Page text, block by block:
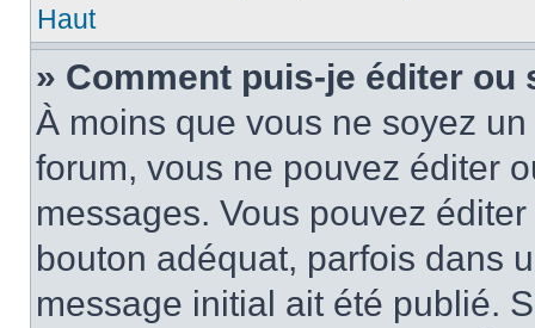
Haut
» Comment puis-je éditer
À moins que vous ne soyez
forum, vous ne pouvez éditer
messages. Vous pouvez
bouton adéquat, parfois dans
message initial ait été publié.